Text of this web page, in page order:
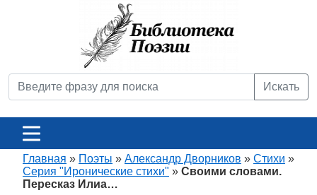
Искать
Главная » Поэты » Александр Дворников » Стихи »
Серия "Иронические стихи" » Своими словами.
Пересказ Илиа…